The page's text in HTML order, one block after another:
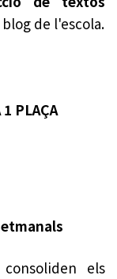
de l'escola.
1 PLAÇA
els